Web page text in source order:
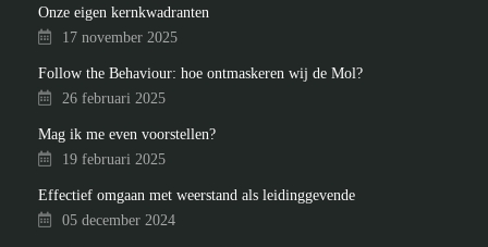
Onze eigen kernkwadranten
17 november 2025
Follow the Behaviour: hoe ontmaskeren wij de Mol?
26 februari 2025
Mag ik me even voorstellen?
19 februari 2025
Effectief omgaan met weerstand als leidinggevende
05 december 2024